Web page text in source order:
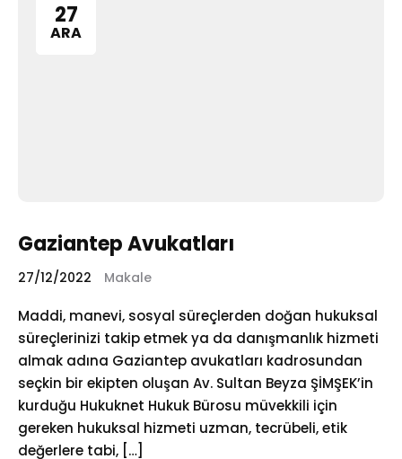
27
ARA
Gaziantep Avukatları
27/12/2022 Makale
Maddi, manevi, sosyal süreçlerden doğan hukuksal
süreçlerinizi takip etmek ya da danışmanlık hizmeti
almak adına Gaziantep avukatları kadrosundan
seçkin bir ekipten oluşan Av. Sultan Beyza ŞİMŞEK’in
kurduğu Hukuknet Hukuk Bürosu müvekkili için
gereken hukuksal hizmeti uzman, tecrübeli, etik
değerlere tabi, […]